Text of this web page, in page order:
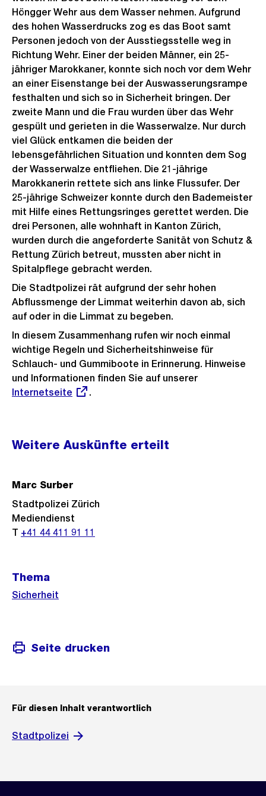
Höngger Wehr aus dem Wasser nehmen. Aufgrund
des hohen Wasserdrucks zog es das Boot samt
Personen jedoch von der Ausstiegsstelle weg in
Richtung Wehr. Einer der beiden Männer, ein 25-
jähriger Marokkaner, konnte sich noch vor dem Wehr
an einer Eisenstange bei der Auswasserungsrampe
festhalten und sich so in Sicherheit bringen. Der
zweite Mann und die Frau wurden über das Wehr
gespült und gerieten in die Wasserwalze. Nur durch
viel Glück entkamen die beiden der
lebensgefährlichen Situation und konnten dem Sog
der Wasserwalze entfliehen. Die 21-jährige
Marokkanerin rettete sich ans linke Flussufer. Der
25-jährige Schweizer konnte durch den Bademeister
mit Hilfe eines Rettungsringes gerettet werden. Die
drei Personen, alle wohnhaft in Kanton Zürich,
wurden durch die angeforderte Sanität von Schutz &
Rettung Zürich betreut, mussten aber nicht in
Spitalpflege gebracht werden.
Die Stadtpolizei rät aufgrund der sehr hohen
Abflussmenge der Limmat weiterhin davon ab, sich
auf oder in die Limmat zu begeben.
In diesem Zusammenhang rufen wir noch einmal
wichtige Regeln und Sicherheitshinweise für
Schlauch- und Gummiboote in Erinnerung. Hinweise
und Informationen finden Sie auf unserer
Internetseite .
Weitere
Informationen
Weitere Auskünfte erteilt
Marc Surber
Stadtpolizei Zürich
Mediendienst
T +41 44 411 91 11
Thema
Sicherheit
Seite drucken
Für diesen Inhalt verantwortlich
Stadtpolizei